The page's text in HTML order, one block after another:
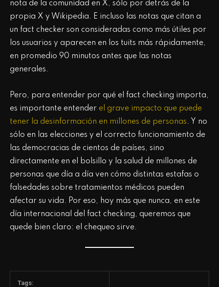
nota de la comunidad en X, sólo por detrás de la
propia X y Wikipedia. E incluso las notas que citan a
un fact checker son consideradas como más útiles por
los usuarios y aparecen en los tuits más rápidamente,
en promedio 90 minutos antes que las notas
generales.
Pero, para entender por qué el fact checking importa,
es importante entender el grave impacto que puede
tener la desinformación en millones de personas. Y no
sólo en las elecciones y el correcto funcionamiento de
las democracias de cientos de países, sino
directamente en el bolsillo y la salud de millones de
personas que día a día ven cómo distintas estafas o
falsedades sobre tratamientos médicos pueden
afectar su vida. Por eso, hoy más que nunca, en este
día internacional del fact checking, queremos que
quede bien claro: el chequeo sirve.
Tags: